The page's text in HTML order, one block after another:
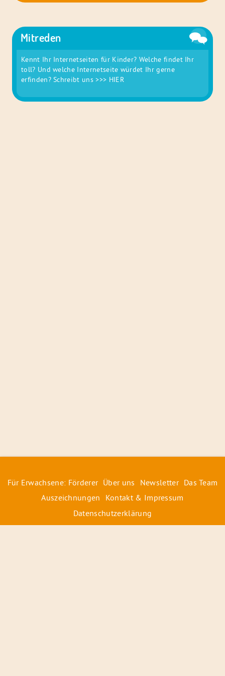
Mitreden
Kennt Ihr Internetseiten für Kinder? Welche findet Ihr
toll? Und welche Internetseite würdet Ihr gerne
erfinden? Schreibt uns>>> HIER
Für Erwachsene: Förderer Über uns Newsletter Das Team
Auszeichnungen
Kontakt & Impressum
Datenschutzerklärung